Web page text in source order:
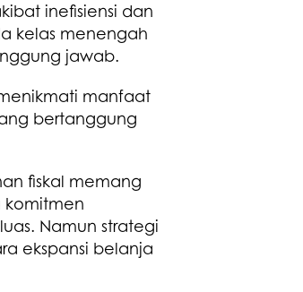
inefisiensi dan
kelas menengah
jawab.
manfaat
bertanggung
fiskal memang
komitmen
Namun strategi
ekspansi belanja